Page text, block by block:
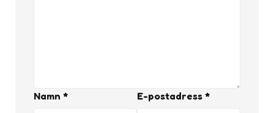
Namn * E-postadress *